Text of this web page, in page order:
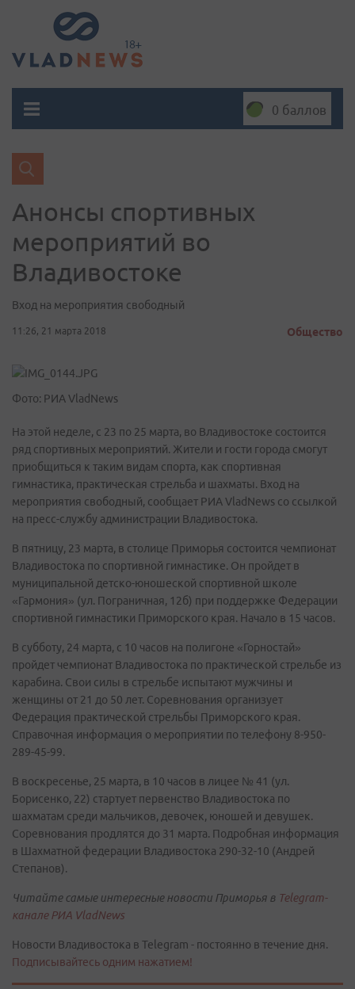
0 баллов
Анонсы спортивных
мероприятий во
Владивостоке
Вход на мероприятия свободный
11:26, 21 марта 2018 Общество
Фото: РИА VladNews
На этой неделе, с 23 по 25 марта, во Владивостоке состоится
ряд спортивных мероприятий. Жители и гости города смогут
приобщиться к таким видам спорта, как спортивная
гимнастика, практическая стрельба и шахматы. Вход на
мероприятия свободный, сообщает РИА VladNews со ссылкой
на пресс-службу администрации Владивостока.
В пятницу, 23 марта, в столице Приморья состоится чемпионат
Владивостока по спортивной гимнастике. Он пройдет в
муниципальной детско-юношеской спортивной школе
«Гармония» (ул. Пограничная, 12б) при поддержке Федерации
спортивной гимнастики Приморского края. Начало в 15 часов.
В субботу, 24 марта, с 10 часов на полигоне «Горностай»
пройдет чемпионат Владивостока по практической стрельбе из
карабина. Свои силы в стрельбе испытают мужчины и
женщины от 21 до 50 лет. Соревнования организует
Федерация практической стрельбы Приморского края.
Справочная информация о мероприятии по телефону 8-950-
289-45-99.
В воскресенье, 25 марта, в 10 часов в лицее № 41 (ул.
Борисенко, 22) стартует первенство Владивостока по
шахматам среди мальчиков, девочек, юношей и девушек.
Соревнования продлятся до 31 марта. Подробная информация
в Шахматной федерации Владивостока 290-32-10 (Андрей
Степанов).
Читайте самые интересные новости Приморья в Telegram-
канале РИА VladNews
Новости Владивостока в Telegram - постоянно в течение дня.
Подписывайтесь одним нажатием!